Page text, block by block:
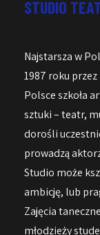
STUDIO
Najstarsza w
1987 roku
Polsce szkoła
sztuki – teatr,
dorośli
prowadzą
Studio może
ambicję, lub
Zajęcia
młodzieży